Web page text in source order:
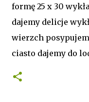
formę 25 x 30
dajemy delicje
wierzch
ciasto dajemy do